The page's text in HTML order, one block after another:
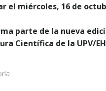
el miércoles, 16 de
parte de la nueva
Científica de la UPV/